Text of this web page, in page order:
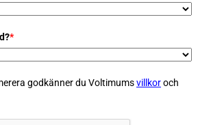
*
godkänner du Voltimumsvillkoroch